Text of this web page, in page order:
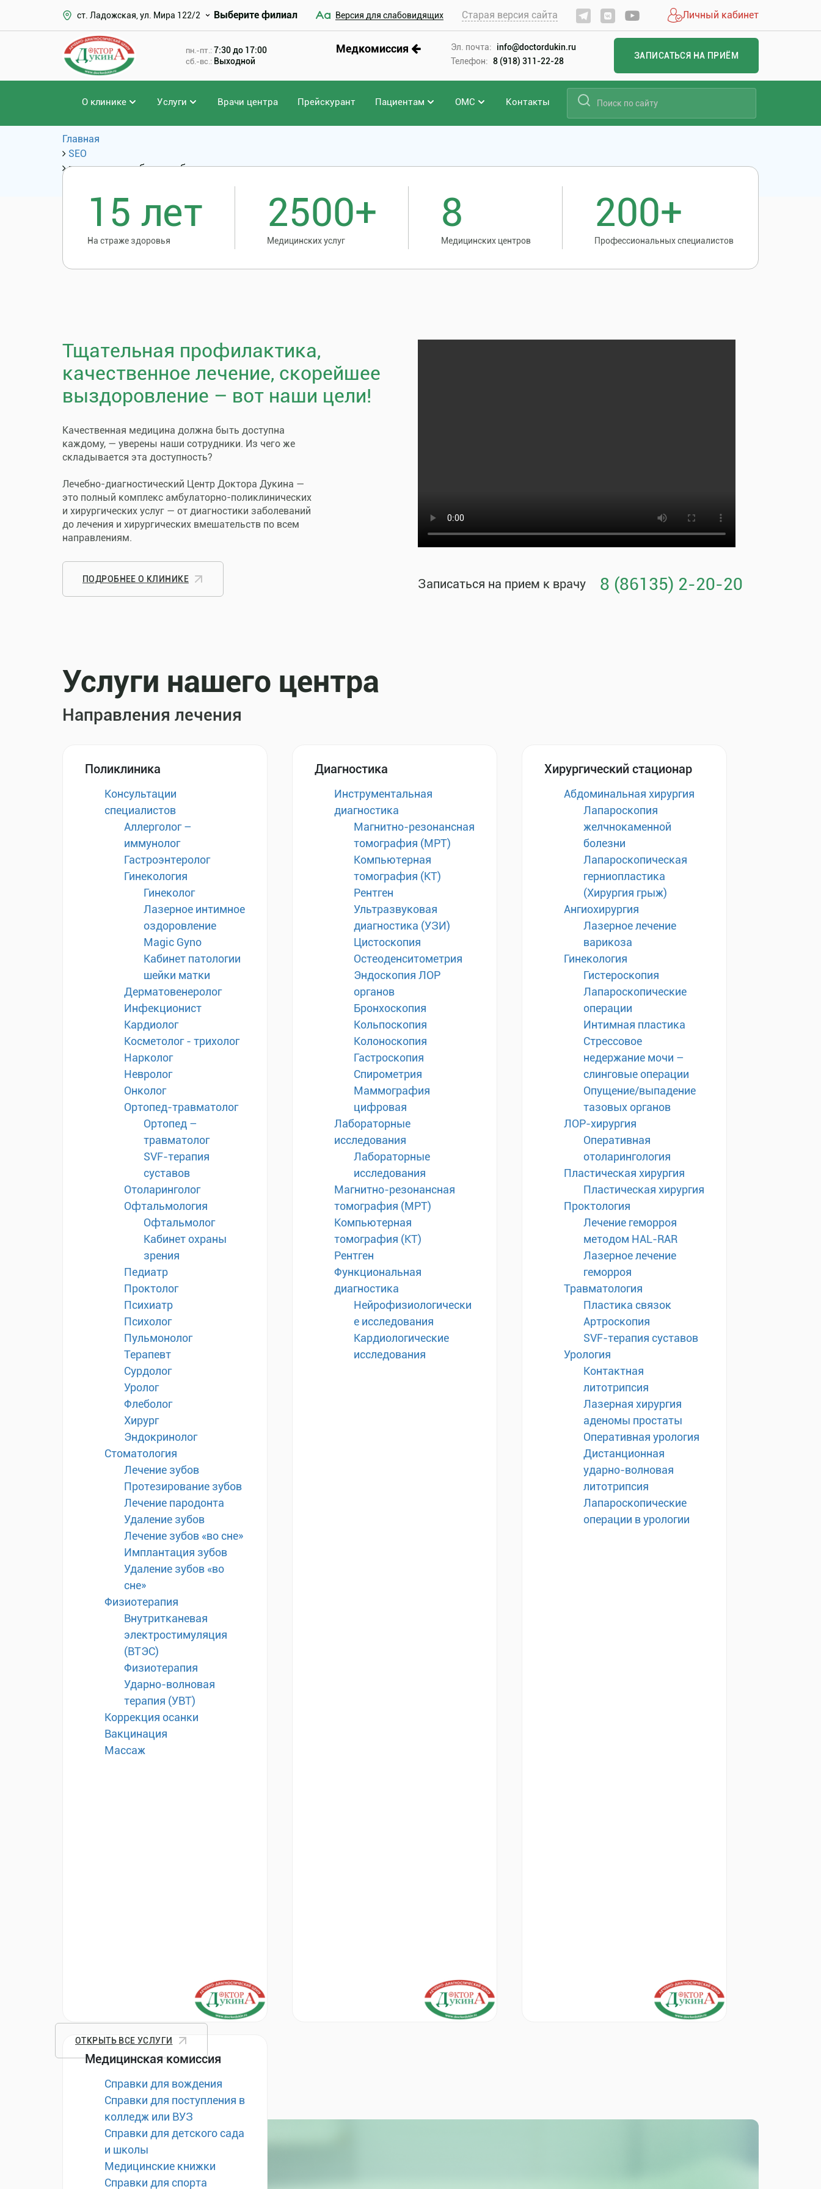
ст. Ладожская, ул. Мира 122/2 Выберите филиал Версия для слабовидящих Старая версия сайта Личный кабинет
пн.-пт.: 7:30 до 17:00
сб.-вс.: Выходной
Медкомиссия Эл. почта:
info@doctordukin.ru
Телефон: 8 (918) 311-22-28
ЗАПИСАТЬСЯ НА ПРИЁМ
О клинике Услуги Врачи центра Прейскурант Пациентам ОМС Контакты
Главная
SEO
где удаляют зубы под общим наркозом
15 лет
На страже здоровья
2500+
Медицинских услуг
8
Медицинских центров
200+
Профессиональных специалистов
Тщательная профилактика,
качественное лечение, скорейшее
выздоровление – вот наши цели!
Качественная медицина должна быть доступна
каждому, — уверены наши сотрудники. Из чего же
складывается эта доступность?
Лечебно-диагностический Центр Доктора Дукина —
это полный комплекс амбулаторно-поликлинических
и хирургических услуг — от диагностики заболеваний
до лечения и хирургических вмешательств по всем
направлениям.
ПОДРОБНЕЕ О КЛИНИКЕ Записаться на прием к врачу 8 (86135) 2-20-20
Услуги нашего центра
Направления лечения
Поликлиника
Консультации
специалистов
Аллерголог –
иммунолог
Гастроэнтеролог
Гинекология
Гинеколог
Лазерное интимное
оздоровление
Magic Gyno
Кабинет патологии
шейки матки
Дерматовенеролог
Инфекционист
Кардиолог
Косметолог - трихолог
Нарколог
Невролог
Онколог
Ортопед-травматолог
Ортопед –
травматолог
SVF-терапия
суставов
Отоларинголог
Офтальмология
Офтальмолог
Кабинет охраны
зрения
Педиатр
Проктолог
Психиатр
Психолог
Пульмонолог
Терапевт
Сурдолог
Уролог
Флеболог
Хирург
Эндокринолог
Стоматология
Лечение зубов
Протезирование зубов
Лечение пародонта
Удаление зубов
Лечение зубов «во сне»
Имплантация зубов
Удаление зубов «во
сне»
Физиотерапия
Внутритканевая
электростимуляция
(ВТЭС)
Физиотерапия
Ударно-волновая
терапия (УВТ)
Коррекция осанки
Вакцинация
Массаж
Диагностика
Инструментальная
диагностика
Магнитно-резонансная
томография (МРТ)
Компьютерная
томография (КТ)
Рентген
Ультразвуковая
диагностика (УЗИ)
Цистоскопия
Остеоденситометрия
Эндоскопия ЛОР
органов
Бронхоскопия
Кольпоскопия
Колоноскопия
Гастроскопия
Спирометрия
Маммография
цифровая
Лабораторные
исследования
Лабораторные
исследования
Магнитно-резонансная
томография (МРТ)
Компьютерная
томография (КТ)
Рентген
Функциональная
диагностика
Нейрофизиологически
е исследования
Кардиологические
исследования
Хирургический стационар
Абдоминальная хирургия
Лапароскопия
желчнокаменной
болезни
Лапароскопическая
герниопластика
(Хирургия грыж)
Ангиохирургия
Лазерное лечение
варикоза
Гинекология
Гистероскопия
Лапароскопические
операции
Интимная пластика
Стрессовое
недержание мочи –
слинговые операции
Опущение/выпадение
тазовых органов
ЛОР-хирургия
Оперативная
отоларингология
Пластическая хирургия
Пластическая хирургия
Проктология
Лечение геморроя
методом HAL-RAR
Лазерное лечение
геморроя
Травматология
Пластика связок
Артроскопия
SVF-терапия суставов
Урология
Контактная
литотрипсия
Лазерная хирургия
аденомы простаты
Оперативная урология
Дистанционная
ударно-волновая
литотрипсия
Лапароскопические
операции в урологии
Медицинская комиссия
Справки для вождения
Справки для поступления в
колледж или ВУЗ
Справки для детского сада
и школы
Медицинские книжки
Справки для спорта
ОТКРЫТЬ ВСЕ УСЛУГИ